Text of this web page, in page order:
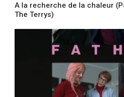
A la recherche de la chaleur
The Terrys)